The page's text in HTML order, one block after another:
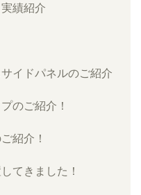
績紹介
イドパネルのご紹介
のご紹介！
紹介！
てきました！